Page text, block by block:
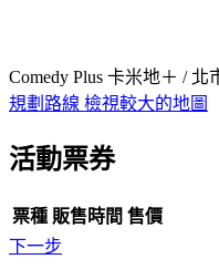
Comedy Plus 卡米地＋ /
規劃路線 檢視較大的地圖
活動票券
票種 販售時間 售價
下一步